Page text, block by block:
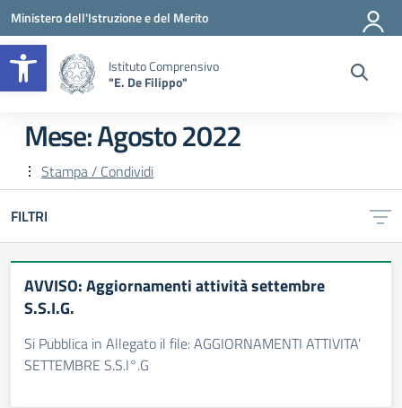
Apri la barra degli strumenti
Vai ai contenuti
Vai al menu di navigazione
Vai al footer
Ministero dell'Istruzione e del Merito
Istituto Comprensivo
"E. De Filippo"
Mese:Agosto 2022
Stampa / Condividi
FILTRI
AVVISO: Aggiornamenti attività settembre
S.S.I.G.
Si Pubblica in Allegato il file: AGGIORNAMENTI ATTIVITA’
SETTEMBRE S.S.I°.G